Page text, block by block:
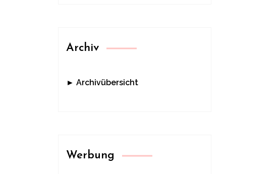
Archiv
► Archivübersicht
Werbung